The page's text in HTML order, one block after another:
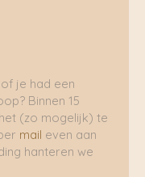
je had een
Binnen 15
(zo mogelijk) te
mail even aan
hanteren we